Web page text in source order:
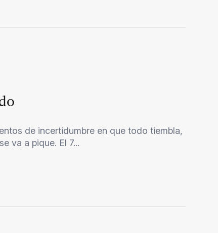
de incertidumbre en que todo tiembla,
va a pique. El 7...